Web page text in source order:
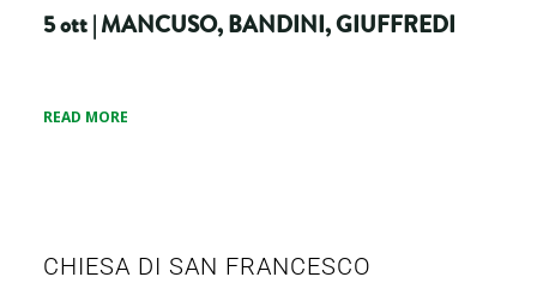
5 ott | MANCUSO, BANDINI, GIUFFREDI
READ MORE
CHIESA DI SAN FRANCESCO